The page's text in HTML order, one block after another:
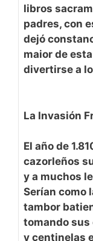
libros
padres, con
dejó
maior de
divertirse a
La Invasión
El año de
cazorleños
y a muchos
Serían como
tambor
tomando sus
y centinelas